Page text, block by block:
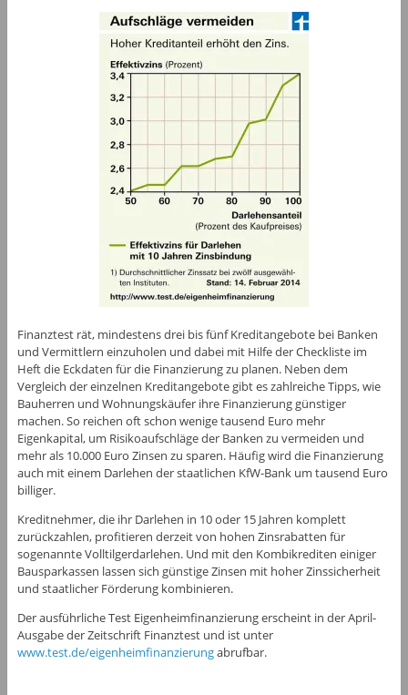
Finanztest rät, mindestens drei bis fünf Kreditangebote bei Banken
und Vermittlern einzuholen und dabei mit Hilfe der Checkliste im
Heft die Eckdaten für die Finanzierung zu planen. Neben dem
Vergleich der einzelnen Kreditangebote gibt es zahlreiche Tipps, wie
Bauherren und Wohnungskäufer ihre Finanzierung günstiger
machen. So reichen oft schon wenige tausend Euro mehr
Eigenkapital, um Risikoaufschläge der Banken zu vermeiden und
mehr als 10.000 Euro Zinsen zu sparen. Häufig wird die Finanzierung
auch mit einem Darlehen der staatlichen KfW-Bank um tausend Euro
billiger.
Kreditnehmer, die ihr Darlehen in 10 oder 15 Jahren komplett
zurückzahlen, profitieren derzeit von hohen Zinsrabatten für
sogenannte Volltilgerdarlehen. Und mit den Kombikrediten einiger
Bausparkassen lassen sich günstige Zinsen mit hoher Zinssicherheit
und staatlicher Förderung kombinieren.
Der ausführliche Test Eigenheimfinanzierung erscheint in der April-
Ausgabe der Zeitschrift Finanztest und ist unter
www.test.de/eigenheimfinanzierungabrufbar.